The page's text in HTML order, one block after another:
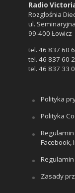
Radio
Rozgłośnia
ul.
99-400 Łowicz
tel. 46 837 60
tel. 46 837 60
tel. 46 837 33
Polityka
Polityka
Facebook,
Zasady